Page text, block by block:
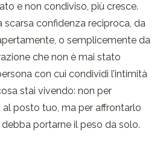
e non condiviso, più cresce.
scarsa confidenza reciproca, da
o semplicemente da
che non è mai stato
con cui condividi l’intimità
stai vivendo: non per
al posto tuo, ma per affrontarlo
portarne il peso da solo.